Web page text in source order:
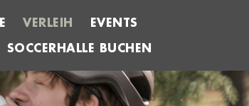
VERLEIH
EVENTS
SOCCERHALLE BUCHEN